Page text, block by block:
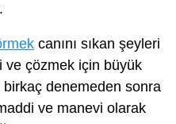
canını sıkan şeyleri
ve çözmek için büyük
birkaç denemeden sonra
ve manevi olarak